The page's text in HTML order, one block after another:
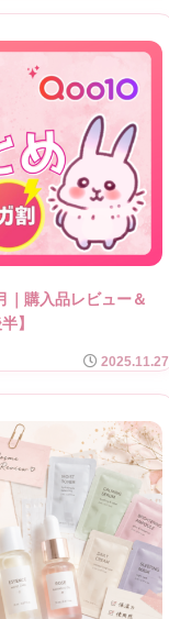
｜購入品レビュー＆
】
2025.11.27